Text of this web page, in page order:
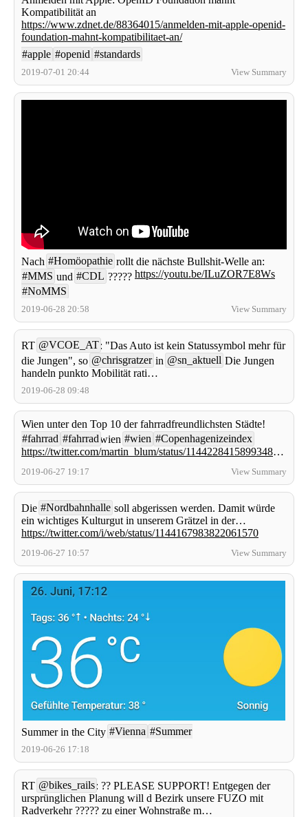
Kompatibilität an
https://www.zdnet.de/88364015/anmelden-mit-apple-openid-
foundation-mahnt-kompatibilitaet-an/
#apple #openid #standards
2019-07-01 20:44 View Summary
Nach #Homöopathie rollt die nächste Bullshit-Welle an:
#MMS und #CDL ????? https://youtu.be/ILuZOR7E8Ws
#NoMMS
2019-06-28 20:58 View Summary
RT @VCOE_AT: "Das Auto ist kein Statussymbol mehr für
die Jungen", so @chrisgratzer in @sn_aktuell Die Jungen
handeln punkto Mobilität rati…
2019-06-28 09:48
Wien unter den Top 10 der fahrradfreundlichsten Städte!
#fahrrad #fahrrad wien #wien #Copenhagenizeindex
https://twitter.com/martin_blum/status/1144228415899348992
2019-06-27 19:17 View Summary
Die #Nordbahnhalle soll abgerissen werden. Damit würde
ein wichtiges Kulturgut in unserem Grätzel in der…
https://twitter.com/i/web/status/1144167983822061570
2019-06-27 10:57 View Summary
Summer in the City #Vienna #Summer
2019-06-26 17:18
RT @bikes_rails: ?? PLEASE SUPPORT! Entgegen der
ursprünglichen Planung will d Bezirk unsere FUZO mit
Radverkehr ????? zu einer Wohnstraße m…